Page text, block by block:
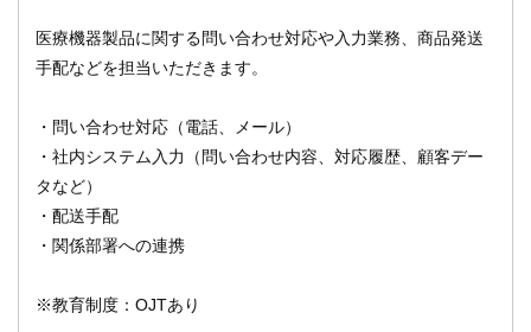
医療機器製品に関する問い合わせ対応や入力業務、商品発送
手配などを担当いただきます。
・問い合わせ対応（電話、メール）
・社内システム入力（問い合わせ内容、対応履歴、顧客デー
タなど）
・配送手配
・関係部署への連携
※教育制度：OJTあり